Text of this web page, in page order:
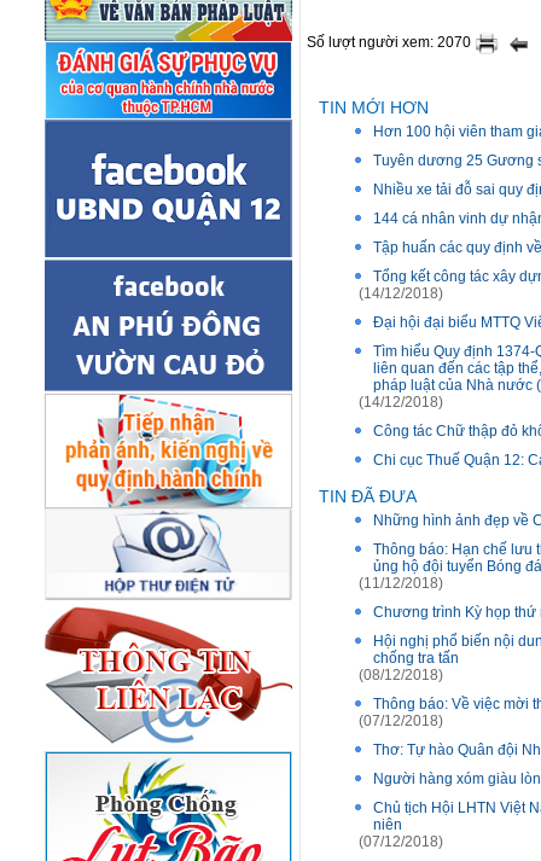
Số lượt người xem: 2070
TIN MỚI HƠN
Hơn 100 hội viên tham
Tuyên dương 25 Gương
Nhiều xe tải đỗ sai quy
144 cá nhân vinh dự
Tập huấn các quy định
Tổng kết công tác xây
(14/12/2018)
Đại hội đại biểu MTTQ
Tìm hiểu Quy định
liên quan đến các tập
pháp luật của Nhà nước
(14/12/2018)
Công tác Chữ thập đỏ
Chi cục Thuế Quận 12:
TIN ĐÃ ĐƯA
Những hình ảnh đẹp về
Thông báo: Hạn chế lưu
ủng hộ đội tuyển Bóng
(11/12/2018)
Chương trình Kỳ họp thứ
Hội nghị phổ biến nội
chống tra tấn
(08/12/2018)
Thông báo: Về việc mời
(07/12/2018)
Thơ: Tự hào Quân đội
Người hàng xóm giàu
Chủ tịch Hội LHTN Việt
niên
(07/12/2018)